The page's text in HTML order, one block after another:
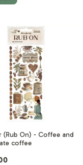
(Rub On) - Coffee and
coffee